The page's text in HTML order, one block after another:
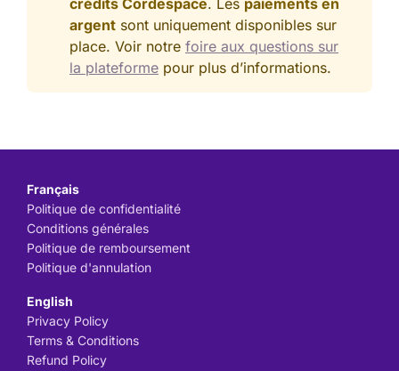
argent sont uniquement disponibles sur
place. Voir notre foire aux questions sur
la plateforme pour plus d’informations.
Français
Politique de confidentialité
Conditions générales
Politique de remboursement
Politique d'annulation
English
Privacy Policy
Terms & Conditions
Refund Policy